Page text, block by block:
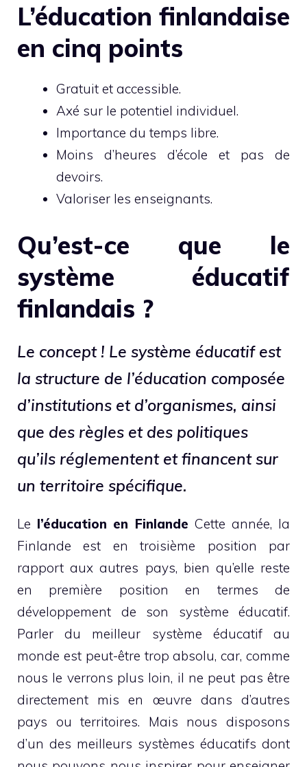
L’éducation finlandaise
en cinq points
Gratuit et accessible.
Axé sur le potentiel individuel.
Importance du temps libre.
Moins d’heures d’école et pas de
devoirs.
Valoriser les enseignants.
Qu’est-ce que le
système éducatif
finlandais ?
Le concept ! Le système éducatif est
la structure de l’éducation composée
d’institutions et d’organismes, ainsi
que des règles et des politiques
qu’ils réglementent et financent sur
un territoire spécifique.
Le l’éducation en Finlande Cette année, la
Finlande est en troisième position par
rapport aux autres pays, bien qu’elle reste
en première position en termes de
développement de son système éducatif.
Parler du meilleur système éducatif au
monde est peut-être trop absolu, car, comme
nous le verrons plus loin, il ne peut pas être
directement mis en œuvre dans d’autres
pays ou territoires. Mais nous disposons
d’un des meilleurs systèmes éducatifs dont